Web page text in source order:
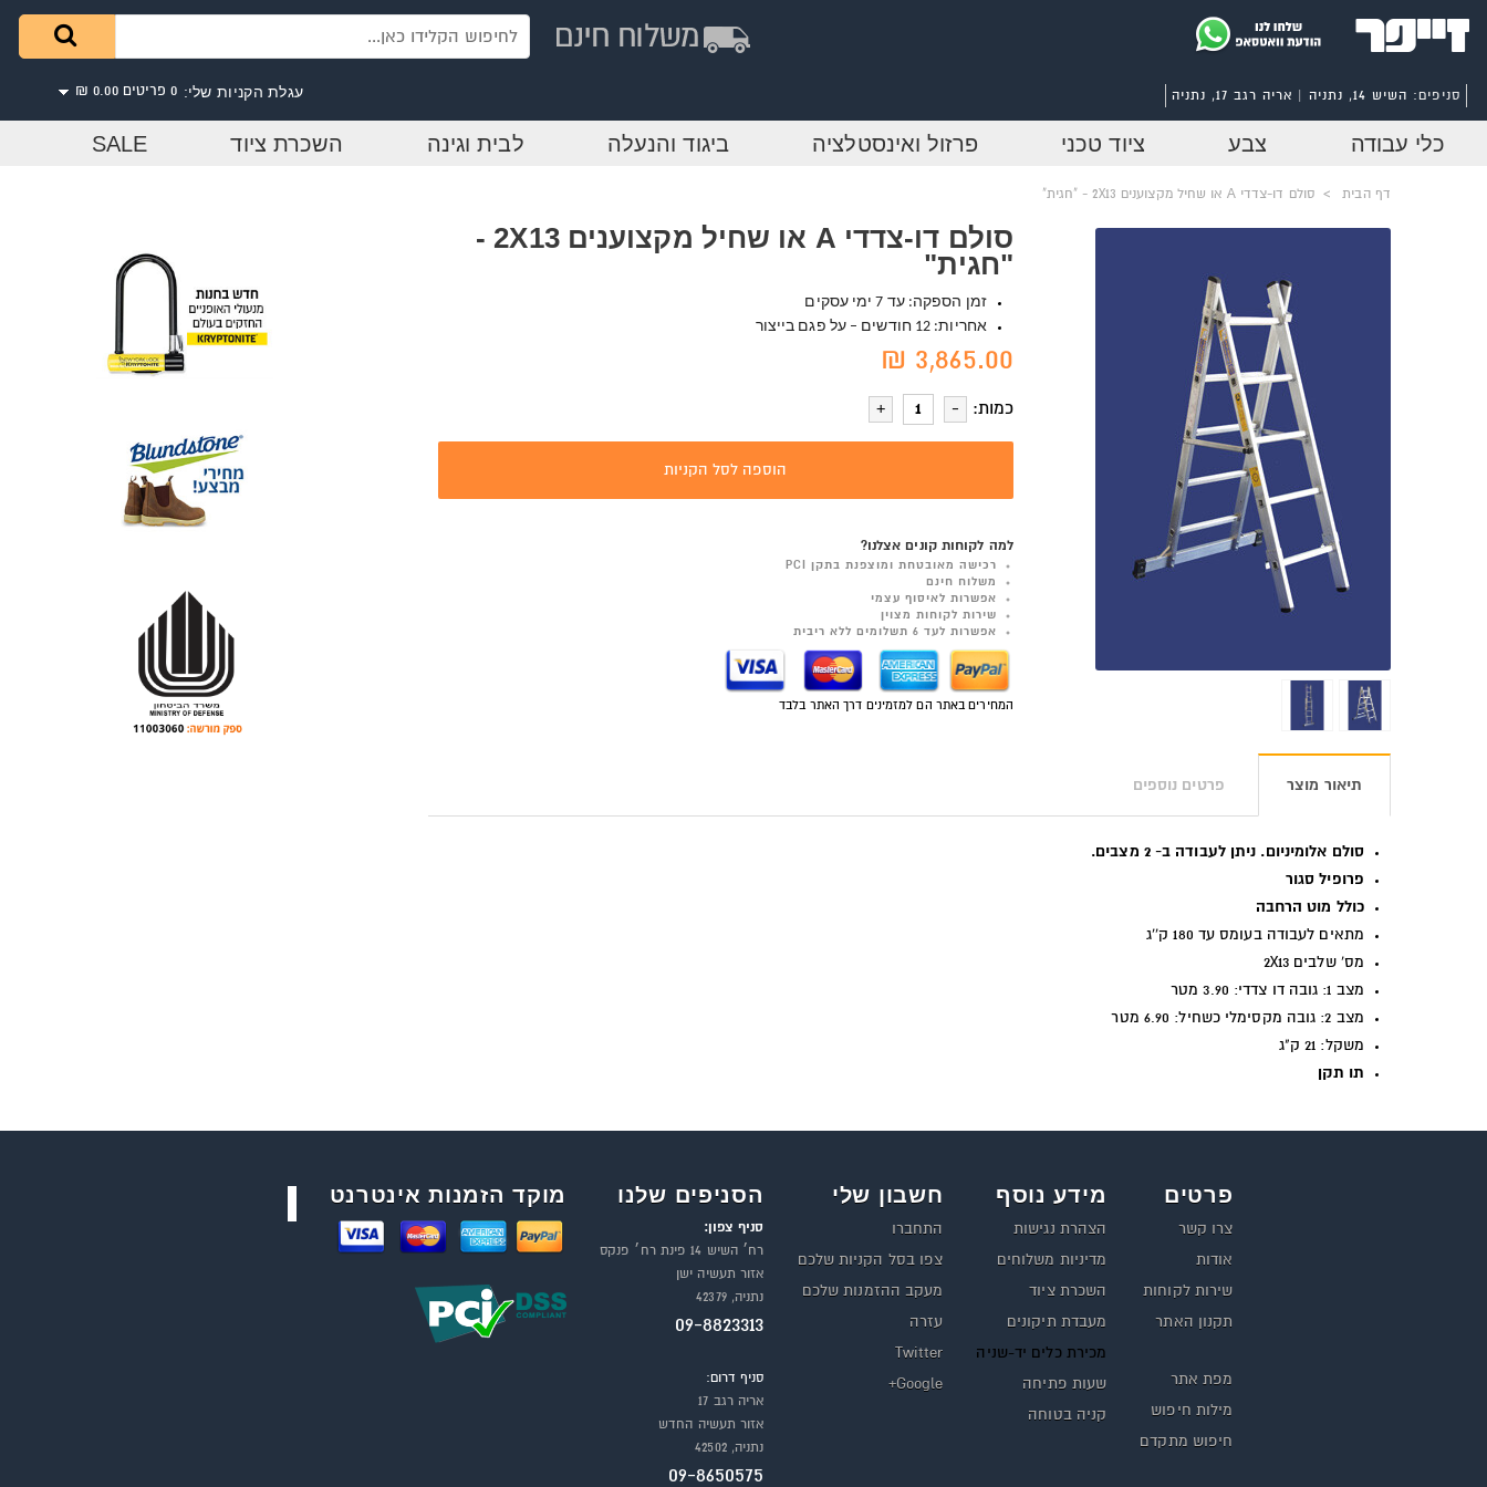
עגלת הקניות שלי: 0 פריטים 0.00 ₪ סניפים: השיש 14, נתניה | אריה רגב 17, נתניה
כלי עבודה צבע ציוד טכני פרזול ואינסטלציה ביגוד והנעלה לבית וגינה השכרת ציוד SALE
דף הבית > סולם דו-צדדי A או שחיל מקצוענים 2X13 - "חגית"
סולם דו-צדדי A או שחיל מקצוענים 2X13 -
"חגית"
זמן הספקה: עד 7 ימי עסקים
אחריות: 12 חודשים – על פגם בייצור
3,865.00 ₪
כמות:
הוספה לסל הקניות
למה לקוחות קונים אצלנו?
רכישה מאובטחת ומוצפנת בתקן PCI
משלוח חינם
אפשרות לאיסוף עצמי
שירות לקוחות מצוין
אפשרות לעד 6 תשלומים ללא ריבית
המחירים באתר הם למזמינים דרך האתר בלבד
תיאור מוצר פרטים נוספים
סולם אלומיניום. ניתן לעבודה ב- 2 מצבים.
פרופיל סגור
כולל מוט הרחבה
מתאים לעבודה בעומס עד 180 ק''ג
מס' שלבים 2X13
מצב 1: גובה דו צדדי: 3.90 מטר
מצב 2: גובה מקסימלי כשחיל: 6.90 מטר
משקל: 21 ק"ג
תו תקן
פרטים
צרו קשר
אודות
שירות לקוחות
תקנון האתר
מפת אתר
מילות חיפוש
חיפוש מתקדם
מידע נוסף
הצהרת נגישות
מדיניות משלוחים
השכרת ציוד
מעבדת תיקונים
מכירת כלים יד-שניה
שעות פתיחה
קניה בטוחה
חשבון שלי
התחברו
צפו בסל הקניות שלכם
מעקב ההזמנות שלכם
עזרה
Twitter
Google+
הסניפים שלנו
סניף צפון:
רח׳ השיש 14 פינת רח׳ פנקס
אזור תעשיה ישן
נתניה, 42379
09-8823313
סניף דרום:
אריה רגב 17
אזור תעשיה החדש
נתניה, 42502
09-8650575
מוקד הזמנות אינטרנט